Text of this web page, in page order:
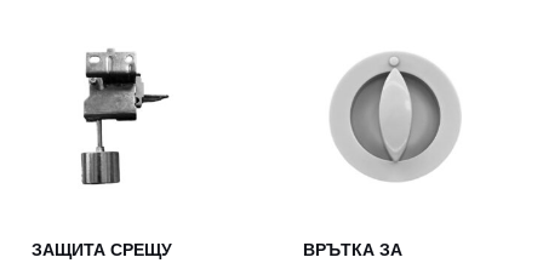
ЗАЩИТА СРЕЩУ
ВРЪТКА ЗА